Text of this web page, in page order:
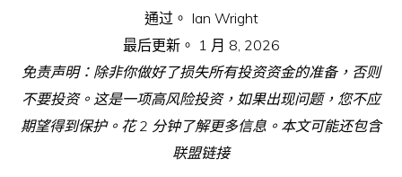
通过。 Ian Wright
最后更新。 1 月 8, 2026
免责声明：除非你做好了损失所有投资资金的准备，否则
不要投资。这是一项高风险投资，如果出现问题，您不应
期望得到保护。花 2 分钟了解更多信息。本文可能还包含
联盟链接